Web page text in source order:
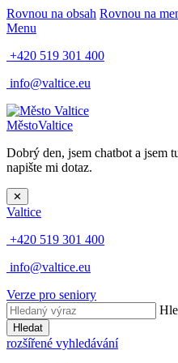
Rovnou na obsah Rovnou na
Menu
+420 519 301 400
info@valtice.eu
MěstoValtice
Dobrý den, jsem chatbot a jsem
napište mi dotaz.
✕
Valtice
+420 519 301 400
info@valtice.eu
Verze pro seniory
Hledat
rozšířené vyhledávání